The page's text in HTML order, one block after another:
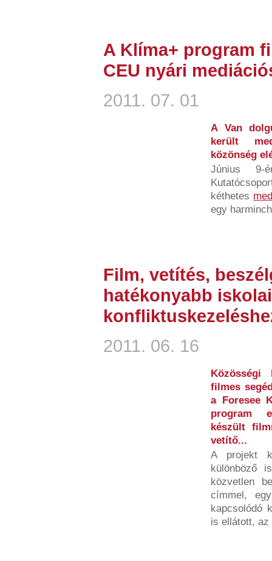
A Klíma+ program
CEU nyári
2011. 07. 01
A Van
került
közönség
Június 9-
kéthetes
egy
Film, vetítés,
hatékonyabb iskolai
2011. 06. 16
Közösségi
filmes
a Foresee
program
készült
vetítő...
A projekt
különböző
közvetlen
címmel,
kapcsolódó
is ellátott, az